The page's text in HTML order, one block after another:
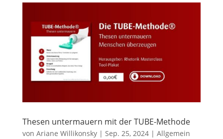
Thesen untermauern mit der TUBE-Methode
von Ariane Willikonsky| Sep. 25, 2024| Allgemein